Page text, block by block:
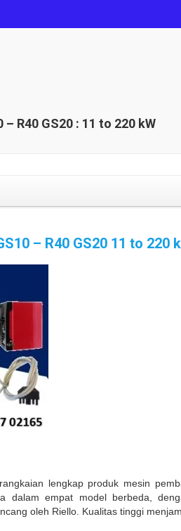
– R40 GS20 : 11 to 220 kW
– R40 GS20 11 to 220
lengkap produk mesin
dalam empat model berbeda,
oleh Riello. Kualitas tinggi